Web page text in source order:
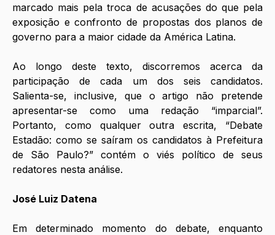
marcado mais pela troca de acusações do que pela
exposição e confronto de propostas dos planos de
governo para a maior cidade da América Latina.
Ao longo deste texto, discorremos acerca da
participação de cada um dos seis candidatos.
Salienta-se, inclusive, que o artigo não pretende
apresentar-se como uma redação “imparcial”.
Portanto, como qualquer outra escrita, “Debate
Estadão: como se saíram os candidatos à Prefeitura
de São Paulo?” contém o viés político de seus
redatores nesta análise.
José Luiz Datena
Em determinado momento do debate, enquanto